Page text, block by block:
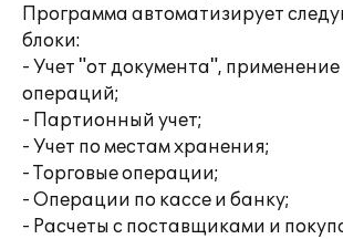
Программа автоматизирует
блоки:
- Учет "от документа",
операций;
- Партионный учет;
- Учет по местам хранения;
- Торговые операции;
- Операции по кассе и банку;
- Расчеты с поставщиками и